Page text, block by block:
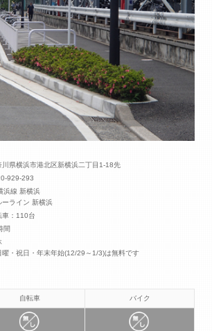
川県横浜市港北区新横浜二丁目1-18先
929-293
浜線 新横浜
ーライン 新横浜
車：110台
間
・祝日・年末年始(12/29～1/3)は無料です
自転車 バイク